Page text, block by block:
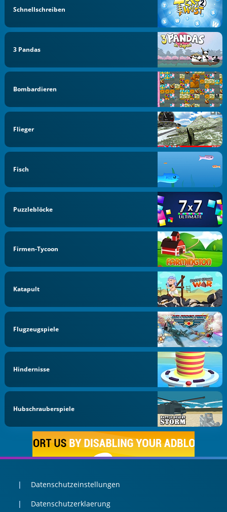
Schnellschreiben
3 Pandas
Bombardieren
Flieger
Fisch
Puzzleblöcke
Firmen-Tycoon
Katapult
Flugzeugspiele
Hindernisse
Hubschrauberspiele
Datenschutzeinstellungen
Datenschutzerklaerung